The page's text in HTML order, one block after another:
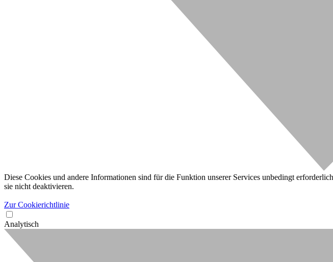
Diese Cookies und andere Informationen sind für die Funktion unserer Services unbedingt
sie nicht deaktivieren.
Zur Cookierichtlinie
Analytisch